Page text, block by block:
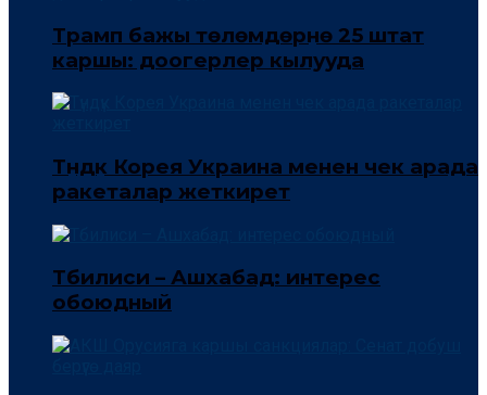
Трамп бажы төлөмдөрүнө 25 штат
каршы: доогерлер кылууда
Түндүк Корея Украина менен чек арада
ракеталар жеткирет
Тбилиси – Ашхабад: интерес
обоюдный